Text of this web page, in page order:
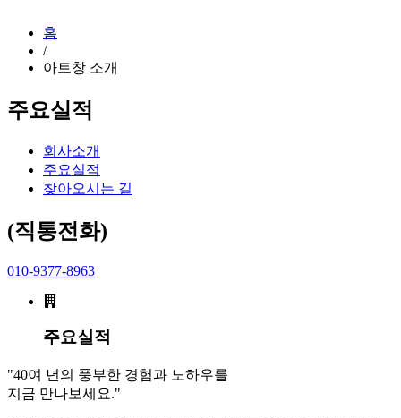
홈
/
아트창 소개
주요실적
회사소개
주요실적
찾아오시는 길
(직통전화)
010-9377-8963
주요실적
"40여 년의 풍부한 경험과 노하우를
지금 만나보세요."